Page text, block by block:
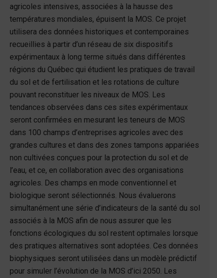
agricoles intensives, associées à la hausse des
températures mondiales, épuisent la MOS. Ce projet
utilisera des données historiques et contemporaines
recueillies à partir d’un réseau de six dispositifs
expérimentaux à long terme situés dans différentes
régions du Québec qui étudient les pratiques de travail
du sol et de fertilisation et les rotations de culture
pouvant reconstituer les niveaux de MOS. Les
tendances observées dans ces sites expérimentaux
seront confirmées en mesurant les teneurs de MOS
dans 100 champs d’entreprises agricoles avec des
grandes cultures et dans des zones tampons appariées
non cultivées conçues pour la protection du sol et de
l’eau, et ce, en collaboration avec des organisations
agricoles. Des champs en mode conventionnel et
biologique seront sélectionnés. Nous évaluerons
simultanément une série d’indicateurs de la santé du sol
associés à la MOS afin de nous assurer que les
fonctions écologiques du sol restent optimales lorsque
des pratiques alternatives sont adoptées. Ces données
biophysiques seront utilisées dans un modèle prédictif
pour simuler l’évolution de la MOS d’ici 2050. Les